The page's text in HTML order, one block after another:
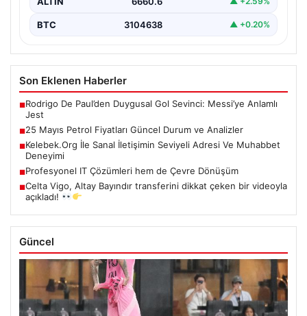
BTC 3104638 ▲ +0.20%
Son Eklenen Haberler
■Rodrigo De Paul’den Duygusal Gol Sevinci: Messi’ye Anlamlı
Jest
■25 Mayıs Petrol Fiyatları Güncel Durum ve Analizler
■Kelebek.Org İle Sanal İletişimin Seviyeli Adresi Ve Muhabbet
Deneyimi
■Profesyonel IT Çözümleri hem de Çevre Dönüşüm
■Celta Vigo, Altay Bayındır transferini dikkat çeken bir videoyla
açıkladı!
Güncel